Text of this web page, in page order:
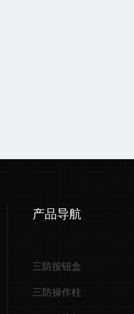
产品导航
三防按钮盒
三防操作柱